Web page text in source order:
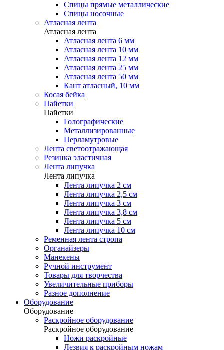
Спицы прямые металлические
Спицы носочные
Атласная лента
Атласная лента
Атласная лента 6 мм
Атласная лента 10 мм
Атласная лента 12 мм
Атласная лента 25 мм
Атласная лента 50 мм
Кант атласный, 10 мм
Косая бейка
Пайетки
Пайетки
Голографические
Металлизированные
Перламутровые
Лента светоотражающая
Резинка эластичная
Лента липучка
Лента липучка
Лента липучка 2 см
Лента липучка 2,5 см
Лента липучка 3 см
Лента липучка 3,8 см
Лента липучка 5 см
Лента липучка 10 см
Ременная лента стропа
Органайзеры
Манекены
Ручной инструмент
Товары для творчества
Увеличительные приборы
Разное дополнение
Оборудование
Оборудование
Раскройное оборудование
Раскройное оборудование
Ножи раскройные
Лезвия к раскройным ножам